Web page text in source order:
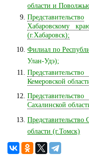
области и
Представительство
Хабаровскому
(г.Хабаровск);
Филиал по
Улан-Удэ);
Кемеровской
Сахалинской
области (г.Томск)